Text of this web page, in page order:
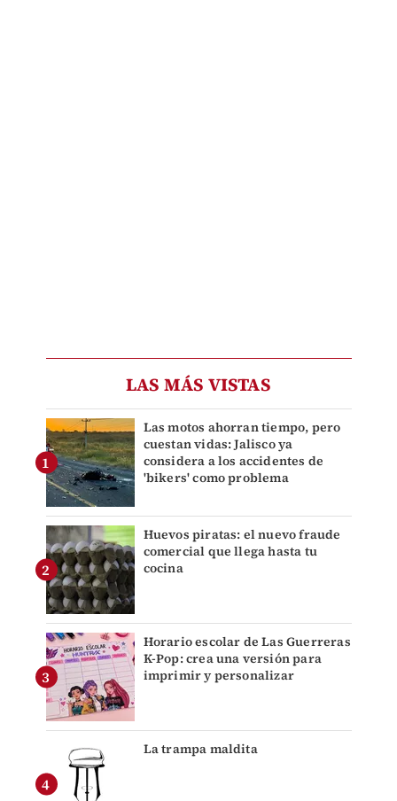
LAS MÁS VISTAS
Las motos ahorran tiempo, pero
cuestan vidas: Jalisco ya
considera a los accidentes de
'bikers' como problema
Huevos piratas: el nuevo fraude
comercial que llega hasta tu
cocina
Horario escolar de Las Guerreras
K-Pop: crea una versión para
imprimir y personalizar
La trampa maldita